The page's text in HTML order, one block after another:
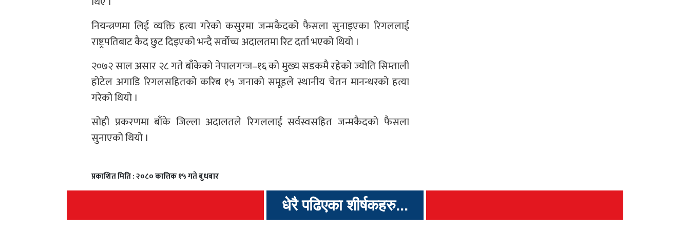
नियन्त्रणमा लिई व्यक्ति हत्या गरेको कसुरमा जन्मकैदको फैसला सुनाइएका रिगललाई
राष्ट्रपतिबाट कैद छुट दिइएको भन्दै सर्वोच्च अदालतमा रिट दर्ता भएको थियो ।
२०७२ साल असार २८ गते बाँकेको नेपालगन्ज–१६ को मुख्य सडकमै रहेको ज्योति सिम्ताली
होटेल अगाडि रिगलसहितको करिब १५ जनाको समूहले स्थानीय चेतन मानन्धरको हत्या
गरेको थियो ।
सोही प्रकरणमा बाँके जिल्ला अदालतले रिगललाई सर्वस्वसहित जन्मकैदको फैसला
सुनाएको थियो ।
प्रकाशित मिति : २०८० कात्तिक १५ गते बुधबार
धेरै पढिएका शीर्षकहरु...